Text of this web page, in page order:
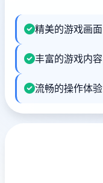
精美的游戏画面
丰富的游戏内容
流畅的操作体验